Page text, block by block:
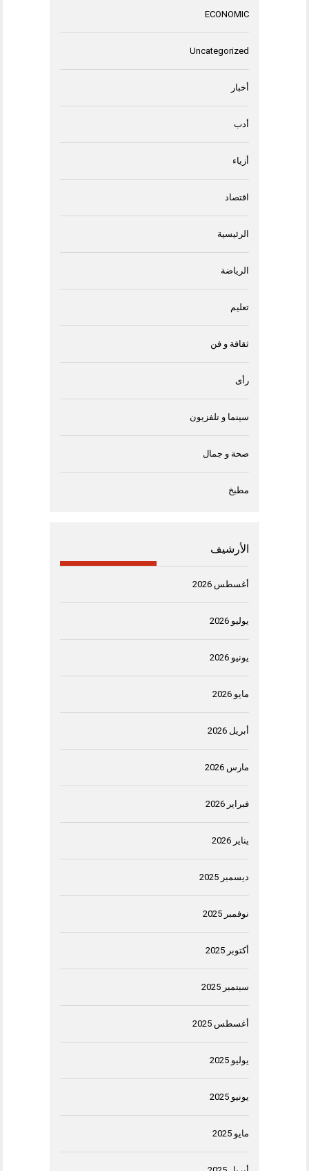
ECONOMIC
Uncategorized
أخبار
أدب
أزياء
اقتصاد
الرئيسية
الرياضة
تعليم
ثقافة و فن
رأى
سينما و تلفزيون
صحة و جمال
مطبخ
الأرشيف
أغسطس 2026
يوليو 2026
يونيو 2026
مايو 2026
أبريل 2026
مارس 2026
فبراير 2026
يناير 2026
ديسمبر 2025
نوفمبر 2025
أكتوبر 2025
سبتمبر 2025
أغسطس 2025
يوليو 2025
يونيو 2025
مايو 2025